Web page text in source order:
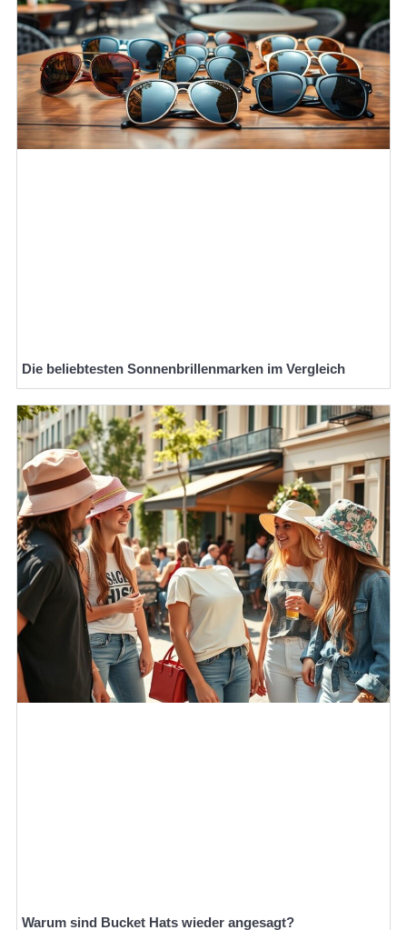
Die beliebtesten Sonnenbrillenmarken im Vergleich
Warum sind Bucket Hats wieder angesagt?